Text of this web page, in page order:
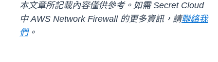
本文章所記載內容僅供參考。如需 Secret Cloud
中 AWS Network Firewall 的更多資訊，請聯絡我
們。